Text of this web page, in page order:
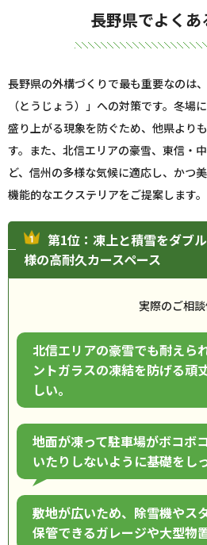
長野県でよくあ
長野県の外構づくりで最も重要なのは
（とうじょう）」への対策です。冬場
盛り上がる現象を防ぐため、他県より
す。また、北信エリアの豪雪、東信・
ど、信州の多様な気候に適応し、かつ
機能的なエクステリアをご提案します。
第1位：凍上と積雪をダブ
様の高耐久カースペース
実際のご相
北信エリアの豪雪でも耐えら
ントガラスの凍結を防げる頑
しい。
地面が凍って駐車場がボコボ
いたりしないように基礎をし
敷地が広いため、除雪機やス
保管できるガレージや大型物